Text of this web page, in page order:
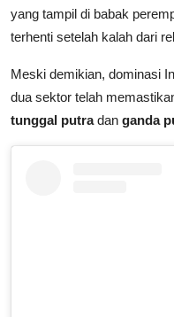
yang tampil di babak
terhenti setelah kalah dari
Meski demikian, dominasi
dua sektor telah
tunggal putradan ganda